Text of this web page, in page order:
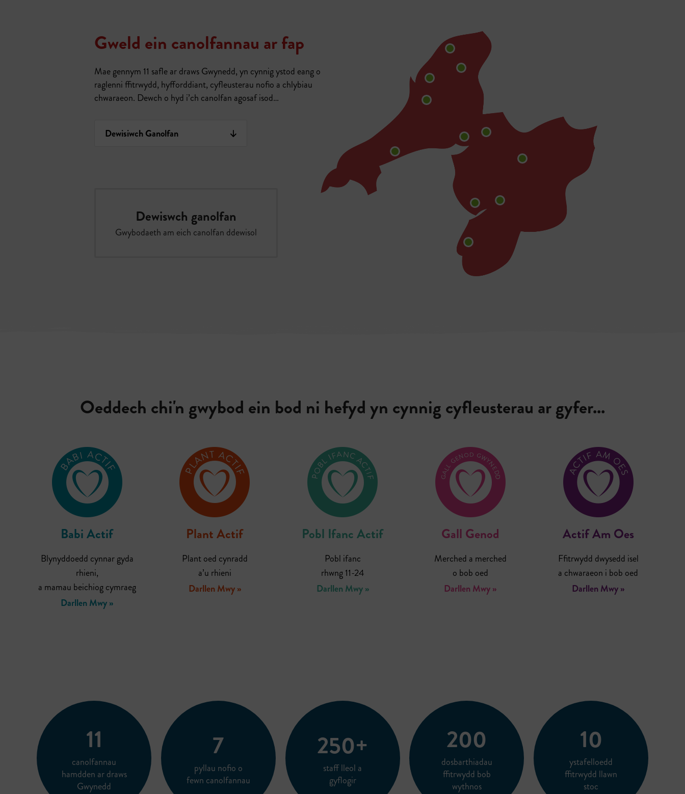
Gweld ein canolfannau ar fap
Mae gennym 11 safle ar draws Gwynedd, yn cynnig ystod eang o
raglenni ffitrwydd, hyfforddiant, cyfleusterau nofio a chlybiau
chwaraeon. Dewch o hyd i’ch canolfan agosaf isod…
Dewiswch ganolfan
Gwybodaeth am eich canolfan ddewisol
Oeddech chi'n gwybod ein bod ni hefyd yn cynnig cyfleusterau ar gyfer...
Babi Actif
Blynyddoedd cynnar gyda
rhieni,
a mamau beichiog cymraeg
Darllen Mwy »
Plant Actif
Plant oed cynradd
a’u rhieni
Darllen Mwy »
Pobl Ifanc Actif
Pobl ifanc
rhwng 11-24
Darllen Mwy »
Gall Genod
Merched a merched
o bob oed
Darllen Mwy »
Actif Am Oes
Ffitrwydd dwysedd isel
a chwaraeon i bob oed
Darllen Mwy »
11
canolfannau
hamdden ar draws
Gwynedd
7
pyllau nofio o
fewn canolfannau
250+
staff lleol a
gyflogir
200
dosbarthiadau
ffitrwydd bob
wythnos
10
ystafelloedd
ffitrwydd llawn
stoc